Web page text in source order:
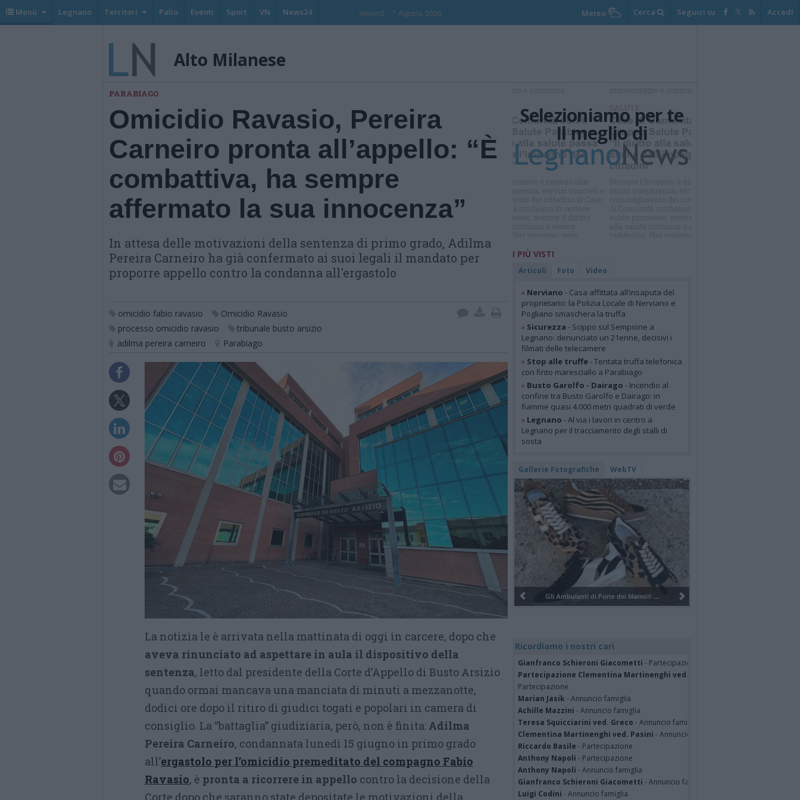
Menù Legnano Territori Palio Eventi Sport VN News24 Venerdi , 7 Agosto 2026 Meteo Cerca Seguici su Accedi
Alto Milanese
PARABIAGO
Omicidio Ravasio, Pereira
Carneiro pronta all’appello: “È
combattiva, ha sempre
affermato la sua innocenza”
In attesa delle motivazioni della sentenza di primo grado, Adilma
Pereira Carneiro ha già confermato ai suoi legali il mandato per
proporre appello contro la condanna all'ergastolo
omicidio fabio ravasio
Omicidio Ravasio
processo omicidio ravasio
tribunale busto arsizio
adilma pereira carneiro
Parabiago
La notizia le è arrivata nella mattinata di oggi in carcere, dopo che
aveva rinunciato ad aspettare in aula il dispositivo della
sentenza, letto dal presidente della Corte d’Appello di Busto Arsizio
quando ormai mancava una manciata di minuti a mezzanotte,
dodici ore dopo il ritiro di giudici togati e popolari in camera di
consiglio. La “battaglia” giudiziaria, però, non è finita: Adilma
Pereira Carneiro, condannata lunedì 15 giugno in primo grado
all’ergastolo per l’omicidio premeditato del compagno Fabio
Ravasio, è pronta a ricorrere in appello contro la decisione della
Corte dopo che saranno state depositate le motivazioni della
Selezioniamo per te
Il meglio di
Iscriviti alla
I PIÙ VISTI
Articoli Foto Video
» Nerviano - Casa affittata all’insaputa del
proprietario: la Polizia Locale di Nerviano e
Pogliano smaschera la truffa
» Sicurezza - Scippo sul Sempione a
Legnano: denunciato un 21enne, decisivi i
filmati delle telecamere
» Stop alle truffe- Tentata truffa telefonica
con finto maresciallo a Parabiago
» Busto Garolfo - Dairago - Incendio al
confine tra Busto Garolfo e Dairago: in
fiamme quasi 4.000 metri quadrati di verde
» Legnano - Al via i lavori in centro a
Legnano per il tracciamento degli stalli di
sosta
Gallerie Fotografiche WebTV
Pulizia del bosco del Rugareto a ...
Ricordiamo i nostri cari
Gianfranco Schieroni Giacometti - Partecipazione
Partecipazione Clementina Martinenghi ved. Pasini Valganna 06/08/2026
Partecipazione
Marian Jasik - Annuncio famiglia
Achille Mazzini - Annuncio famiglia
Teresa Squicciarini ved. Greco - Annuncio famiglia
Clementina Martinenghi ved. Pasini - Annuncio famiglia
Riccardo Basile - Partecipazione
Anthony Napoli - Partecipazione
Anthony Napoli - Annuncio famiglia
Gianfranco Schieroni Giacometti - Annuncio famiglia
Luigi Codini - Annuncio famiglia